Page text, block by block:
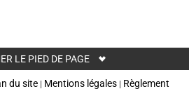
LE PIED DE PAGE
du site| Mentions légales| Règlement